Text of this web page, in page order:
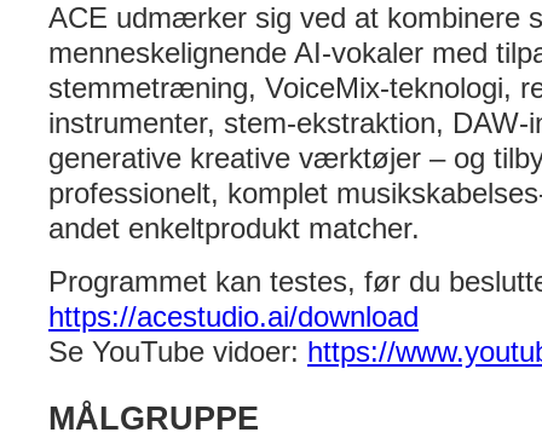
ACE udmærker sig ved at kombinere
menneskelignende AI-vokaler med
stemmetræning, VoiceMix-teknologi,
instrumenter, stem-ekstraktion, DAW-
generative kreative værktøjer – og
professionelt, komplet
andet enkeltprodukt matcher.
Programmet kan testes, før du
https://acestudio.ai/download
Se YouTube vidoer: https://
MÅLGRUPPE